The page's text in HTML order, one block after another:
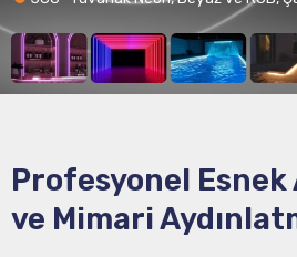
Profesyonel Esnek
ve Mimari